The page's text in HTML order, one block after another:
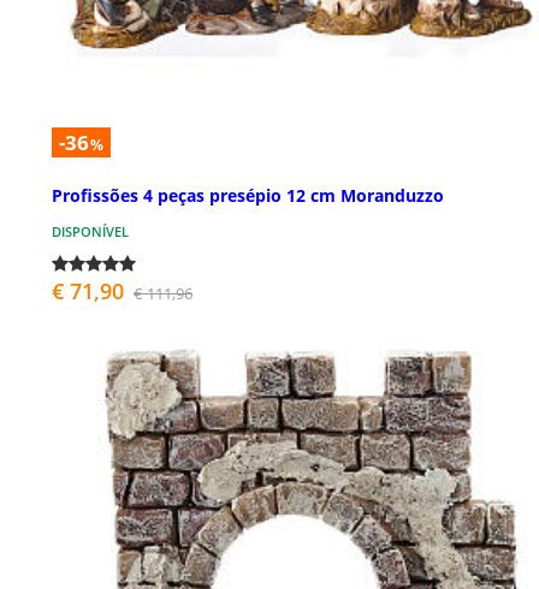
-36%
Profissões 4 peças presépio 12 cm Moranduzzo
DISPONÍVEL
€ 71,90 € 111,96